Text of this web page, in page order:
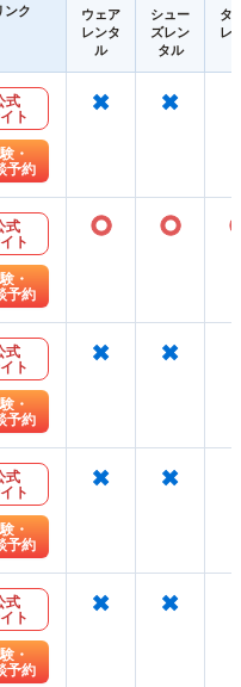
ンク
ウェア
レンタ
ル
シュー
ズレン
タル
タ
レ
式
ト
・
予約
× ×
式
ト
・
予約
○ ○
式
ト
・
予約
× ×
式
ト
・
予約
× ×
式
ト
・
予約
× ×